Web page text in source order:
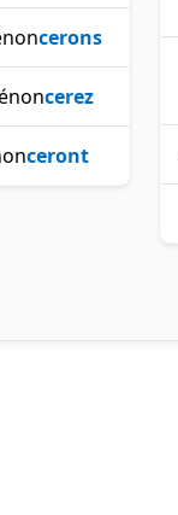
cerons
cerez
ceront